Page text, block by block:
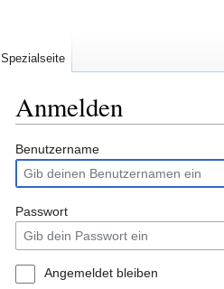
Anmelden
Zur
Navigation
springen
Zur
Suche
springen
Benutzername
Passwort
Angemeldet bleiben
Spezialseite